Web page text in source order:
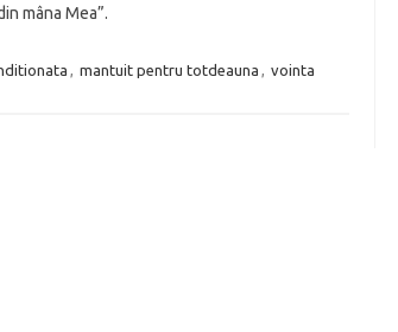
mâna Mea”.
, mantuit pentru totdeauna , vointa